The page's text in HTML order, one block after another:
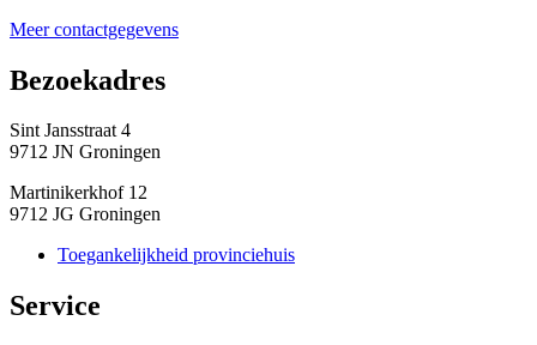
Meer contactgegevens
Bezoekadres
Sint Jansstraat 4
9712 JN Groningen
Martinikerkhof 12
9712 JG Groningen
Toegankelijkheid provinciehuis
Service